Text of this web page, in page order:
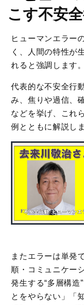
こす不安
ヒューマンエラー
く、人間の特性が
れると強調します。
代表的な不安全行
み、焦りや過信、
などを挙げ、これ
例とともに解説し
またエラーは単発
順・コミュニケー
発生する“多層構造
とをやらない」「